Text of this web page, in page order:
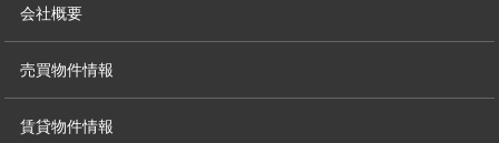
会社概要
売買物件情報
賃貸物件情報